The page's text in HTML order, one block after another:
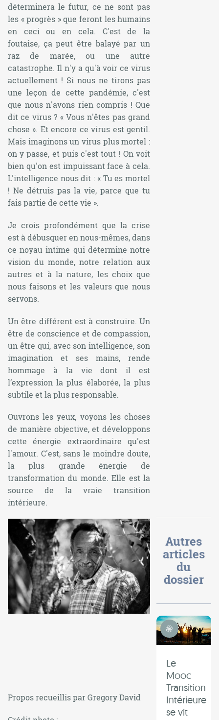
déterminera le futur, ce ne sont pas
les « progrès » que feront les humains
en ceci ou en cela. C'est de la
foutaise, ça peut être balayé par un
raz de marée, ou une autre
catastrophe. Il n'y a qu'à voir ce virus
actuellement ! Si nous ne tirons pas
une leçon de cette pandémie, c'est
que nous n'avons rien compris ! Que
dit ce virus ? « Vous n'êtes pas grand
chose ». Et encore ce virus est gentil.
Mais imaginons un virus plus mortel :
on y passe, et puis c'est tout ! On voit
bien qu'on est impuissant face à cela.
L'intelligence nous dit : « Tu es mortel
! Ne détruis pas la vie, parce que tu
fais partie de cette vie ».
Je crois profondément que la crise
est à débusquer en nous-mêmes, dans
ce noyau intime qui détermine notre
vision du monde, notre relation aux
autres et à la nature, les choix que
nous faisons et les valeurs que nous
servons.
Un être différent est à construire. Un
être de conscience et de compassion,
un être qui, avec son intelligence, son
imagination et ses mains, rende
hommage à la vie dont il est
l’expression la plus élaborée, la plus
subtile et la plus responsable.
Ouvrons les yeux, voyons les choses
de manière objective, et développons
cette énergie extraordinaire qu'est
l'amour. C'est, sans le moindre doute,
la plus grande énergie de
transformation du monde. Elle est la
source de la vraie transition
intérieure.
Propos recueillis par Gregory David
Autres
articles
du
dossier
Transition Intérieure
Le
Mooc
Transition
Intérieure
se vit